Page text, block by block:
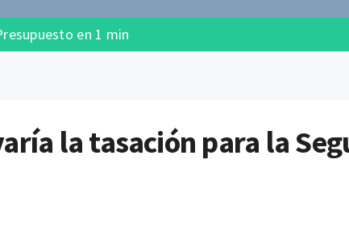
en 1 min
la tasación para la